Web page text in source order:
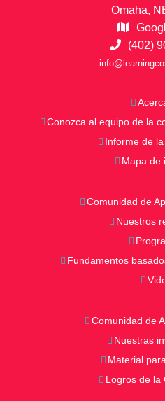
Omaha,
(402)
Conozca al equipo de la
Informe de
Mapa de
Comunidad de
Nuestros
Fundamentos
Comunidad de
Nuestras
Material
Logros de la